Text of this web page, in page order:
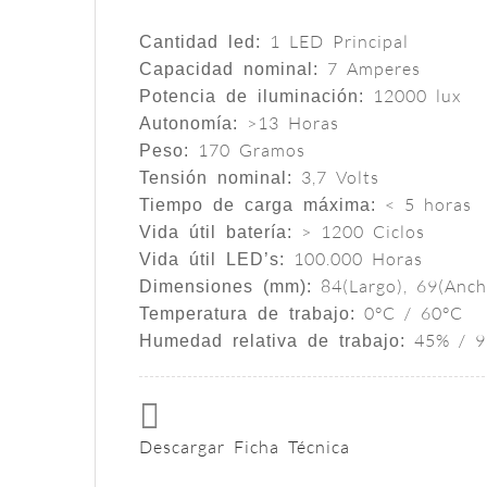
Cantidad led: 1 LED Principal
Capacidad nominal: 7 Amperes
Potencia de iluminación: 12000 lux
Autonomía: >13 Horas
Peso: 170 Gramos
Tensión nominal: 3,7 Volts
Tiempo de carga máxima: < 5 horas
Vida útil batería: > 1200 Ciclos
Vida útil LED’s: 100.000 Horas
Dimensiones (mm): 84(Largo),
Temperatura de trabajo: 0°C / 60°C
Humedad relativa de trabajo: 45% /
Descargar Ficha Técnica